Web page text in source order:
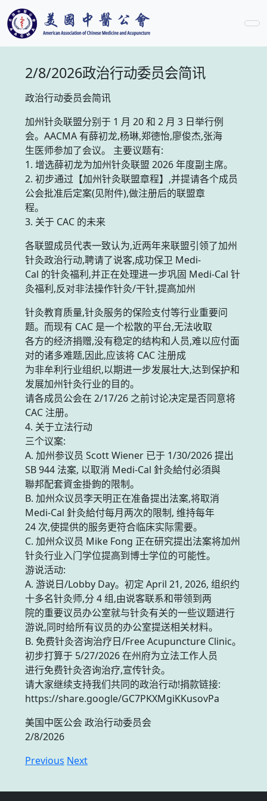
2/8/2026政治行动委员会简讯
政治行动委员会简讯
加州针灸联盟分别于 1 月 20 和 2 月 3 日举行例
会。AACMA 有薛初龙,杨琳,郑德怡,廖俊杰,张海
生医师参加了会议。 主要议题有:
1. 增选薛初龙为加州针灸联盟 2026 年度副主席。
2. 初步通过【加州针灸联盟章程】,并提请各个成员
公会批准后定案(见附件),做注册后的联盟章
程。
3. 关于 CAC 的未来
各联盟成员代表一致认为,近两年来联盟引领了加州
针灸政治行动,聘请了说客,成功保卫 Medi-
Cal 的针灸福利,并正在处理进一步巩固 Medi-Cal 针
灸福利,反对非法操作针灸/干针,提高加州
针灸教育质量,针灸服务的保险支付等行业重要问
题。而现有 CAC 是一个松散的平台,无法收取
各方的经济捐赠,没有稳定的结构和人员,难以应付面
对的诸多难题,因此,应该将 CAC 注册成
为非牟利行业组织,以期进一步发展壮大,达到保护和
发展加州针灸行业的目的。
请各成员公会在 2/17/26 之前讨论决定是否同意将
CAC 注册。
4. 关于立法行动
三个议案:
A. 加州参议员 Scott Wiener 已于 1/30/2026 提出
SB 944 法案, 以取消 Medi-Cal 針灸給付必須與
聯邦配套資金掛鉤的限制。
B. 加州众议员李天明正在准备提出法案,将取消
Medi-Cal 針灸給付每月两次的限制, 维持每年
24 次,使提供的服务更符合临床实际需要。
C. 加州众议员 Mike Fong 正在研究提出法案将加州
针灸行业入门学位提高到博士学位的可能性。
游说活动:
A. 游说日/Lobby Day。初定 April 21, 2026, 组织约
十多名针灸师,分 4 组,由说客联系和带领到两
院的重要议员办公室就与针灸有关的一些议题进行
游说,同时给所有议员的办公室提送相关材料。
B. 免费针灸咨询治疗日/Free Acupuncture Clinic。
初步打算于 5/27/2026 在州府为立法工作人员
进行免费针灸咨询治疗,宣传针灸。
请大家继续支持我们共同的政治行动!捐款链接:
https://share.google/GC7PKXMgiKKusovPa
美国中医公会 政治行动委员会
2/8/2026
Previous Next